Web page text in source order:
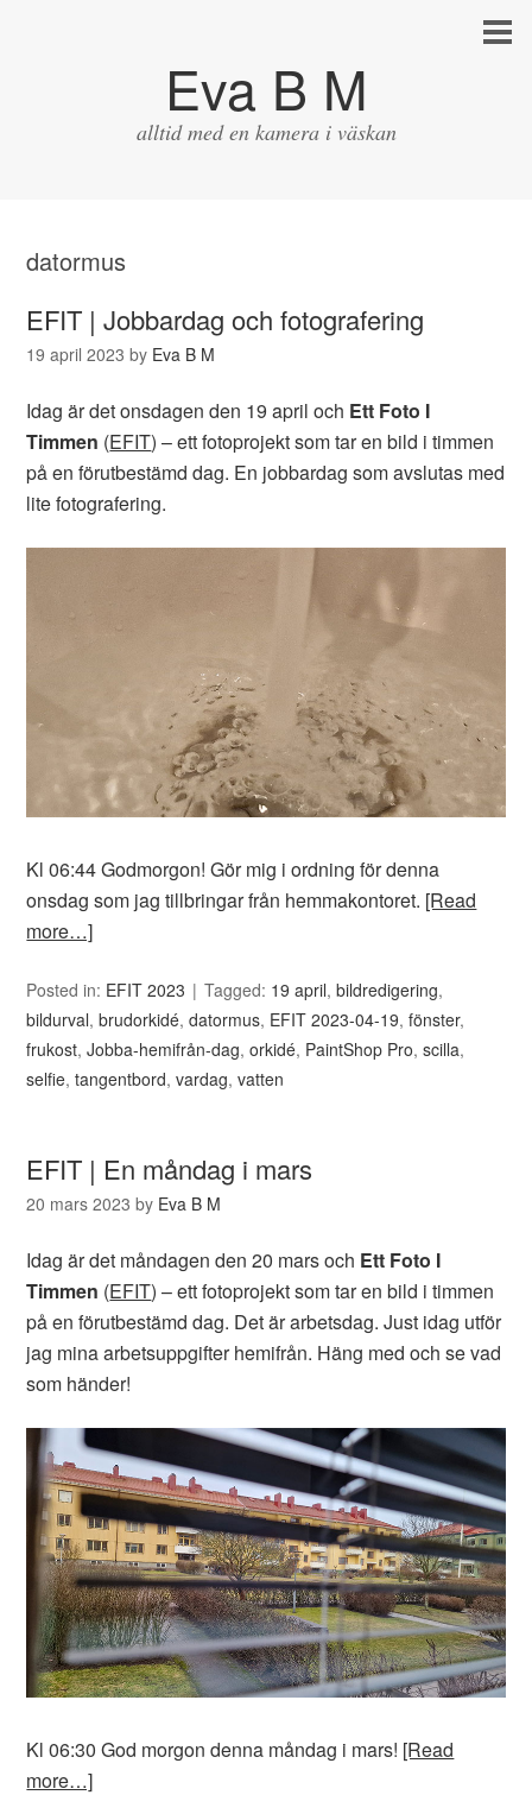
Eva B M
alltid med en kamera i väskan
datormus
EFIT | Jobbardag och fotografering
19 april 2023 by Eva B M
Idag är det onsdagen den 19 april och Ett Foto I
Timmen (EFIT) – ett fotoprojekt som tar en bild i timmen
på en förutbestämd dag. En jobbardag som avslutas med
lite fotografering.
Kl 06:44 Godmorgon! Gör mig i ordning för denna
onsdag som jag tillbringar från hemmakontoret. [Read
more…]
Posted in: EFIT 2023 Tagged: 19 april,bildredigering,
bildurval,brudorkidé,datormus, EFIT 2023-04-19,fönster,
frukost,Jobba-hemifrån-dag,orkidé, PaintShop Pro,scilla,
selfie,tangentbord,vardag,vatten
EFIT | En måndag i mars
20 mars 2023 by Eva B M
Idag är det måndagen den 20 mars och Ett Foto I
Timmen (EFIT) – ett fotoprojekt som tar en bild i timmen
på en förutbestämd dag. Det är arbetsdag. Just idag utför
jag mina arbetsuppgifter hemifrån. Häng med och se vad
som händer!
Kl 06:30 God morgon denna måndag i mars! [Read
more…]